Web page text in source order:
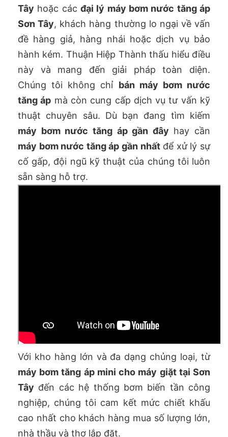
Tây hoặc các đại lý máy bơm nước tăng áp
Sơn Tây, khách hàng thường lo ngại về vấn
đề hàng giả, hàng nhái hoặc dịch vụ bảo
hành kém. Thuận Hiệp Thành thấu hiểu điều
này và mang đến giải pháp toàn diện.
Chúng tôi không chỉ bán máy bơm nước
tăng áp mà còn cung cấp dịch vụ tư vấn kỹ
thuật chuyên sâu. Dù bạn đang tìm kiếm
máy bơm nước tăng áp gần đây hay cần
máy bơm nước tăng áp gần nhấtđể xử lý sự
cố gấp, đội ngũ kỹ thuật của chúng tôi luôn
sẵn sàng hỗ trợ.
Với kho hàng lớn và đa dạng chủng loại, từ
máy bơm tăng áp mini cho máy giặt tại Sơn
Tây đến các hệ thống bơm biến tần công
nghiệp, chúng tôi cam kết mức chiết khấu
cao nhất cho khách hàng mua số lượng lớn,
nhà thầu và thợ lắp đặt.